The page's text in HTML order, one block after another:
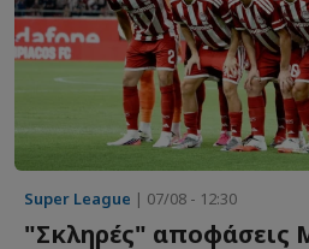
Super League | 07/08 - 12:30
"Σκληρές" αποφάσεις